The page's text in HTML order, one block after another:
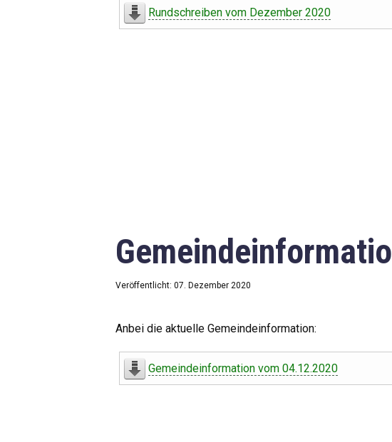
Rundschreiben vom Dezember 2020
Veröffentlicht: 07. Dezember 2020
Anbei die aktuelle Gemeindeinformation:
Gemeindeinformation vom 04.12.2020